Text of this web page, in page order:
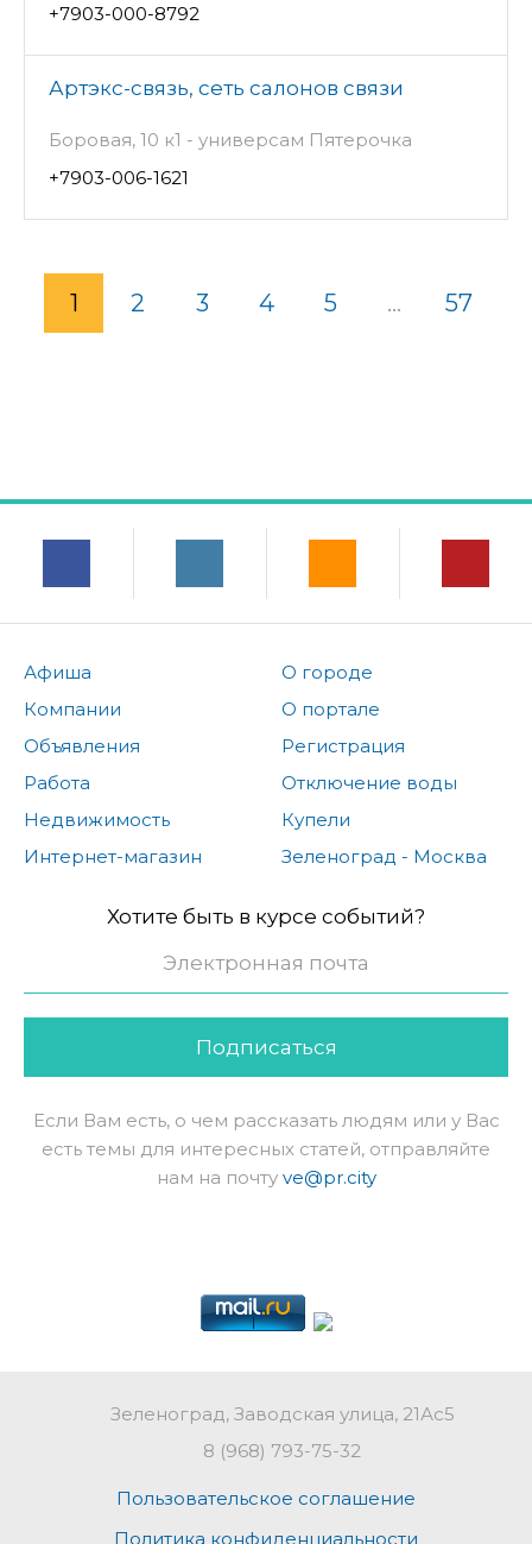
+7903-000-8792
Артэкс-связь, сеть салонов связи
Боровая, 10 к1 - универсам Пятерочка
+7903-006-1621
1 2 3 4 5 ... 57
Афиша
Компании
Объявления
Работа
Недвижимость
Интернет-магазин
О городе
О портале
Регистрация
Отключение воды
Купели
Зеленоград - Москва
Хотите быть в курсе событий?
Подписаться
Если Вам есть, о чем рассказать людям или у Вас
есть темы для интересных статей, отправляйте
нам на почту ve@pr.city
Зеленоград, Заводская улица, 21Ас5
8 (968) 793-75-32
Пользовательское соглашение
Политика конфиденциальности